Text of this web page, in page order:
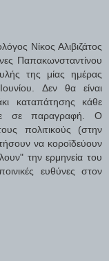
Νίκος Αλιβιζάτος
Παπακωνσταντίνου
της μίας ημέρας
Δεν θα είναι
καταπάτησης κάθε
σε παραγραφή. Ο
πολιτικούς (στην
να κοροϊδεύουν
την ερμηνεία του
ευθύνες στον